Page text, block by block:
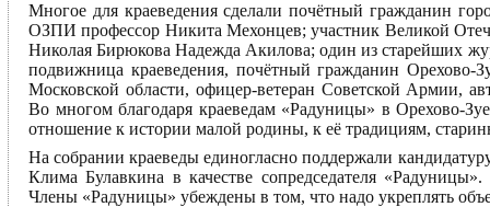
Многое для краеведения сделали почётный гражданин
ОЗПИ профессор Никита Мехонцев; участник Великой
Николая Бирюкова Надежда Акилова; один из старейших
подвижница краеведения, почётный гражданин Орехово-
Московской области, офицер-ветеран Советской Армии,
Во многом благодаря краеведам «Радуницы» в Орехово-
отношение к истории малой родины, к её традициям,
На собрании краеведы единогласно поддержали
Клима Булавкина в качестве сопредседателя
Члены «Радуницы» убеждены в том, что надо укреплять